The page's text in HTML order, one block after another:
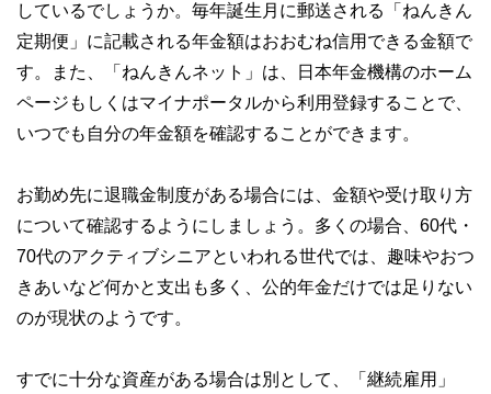
しているでしょうか。毎年誕生月に郵送される「ねんきん
定期便」に記載される年金額はおおむね信用できる金額で
す。また、「ねんきんネット」は、日本年金機構のホーム
ページもしくはマイナポータルから利用登録することで、
いつでも自分の年金額を確認することができます。
お勤め先に退職金制度がある場合には、金額や受け取り方
について確認するようにしましょう。多くの場合、60代・
70代のアクティブシニアといわれる世代では、趣味やおつ
きあいなど何かと支出も多く、公的年金だけでは足りない
のが現状のようです。
すでに十分な資産がある場合は別として、「継続雇用」